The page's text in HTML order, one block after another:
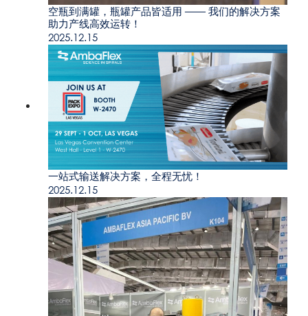
空瓶到满罐，瓶罐产品皆适用 —— 我们的解决方案
助力产线高效运转！
2025.12.15
一站式输送解决方案，全程无忧！
2025.12.15